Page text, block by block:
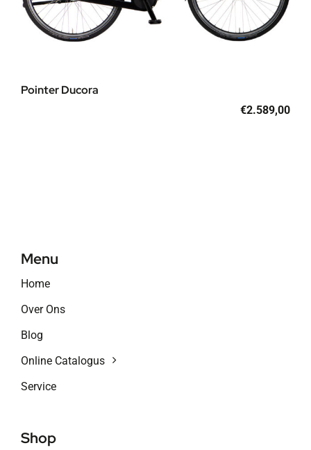
Pointer Ducora
€2.589,00
Menu
Home
Over Ons
Blog
Online Catalogus
Service
Shop